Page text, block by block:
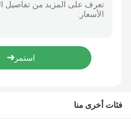
حزام النقل المعدني
صريف الصلب الملحوم
فئات أخرى منا